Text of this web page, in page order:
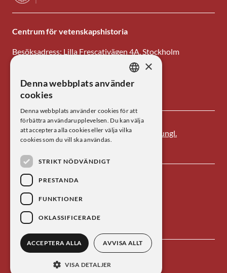
Centrum för vetenskapshistoria
Besöksadress: Lilla Frescativägen 4A, Stockholm
E-post: centrum@kva.se
Kontakta oss
Centrum för vetenskapshistoria är ett av
Kungl.
Vetenskapsakademiens forskningsinstitut.
SWEDISH
×
Denna webbplats använder
cookies
Denna webbplats använder cookies för att
förbättra användarupplevelsen. Du kan välja
att acceptera alla cookies eller välja vilka
cookies som du vill ska användas.
STRIKT NÖDVÄNDIGT
PRESTANDA
FUNKTIONER
OKLASSIFICERADE
ACCEPTERA ALLA AVVISA ALLT
VISA DETALJER